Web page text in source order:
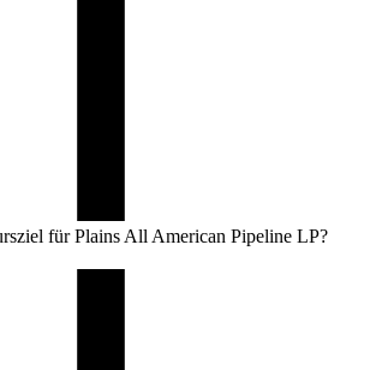
für Plains All American Pipeline LP?